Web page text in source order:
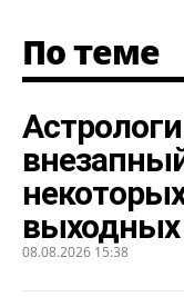
По теме
выходных
08.08.2026 15:38